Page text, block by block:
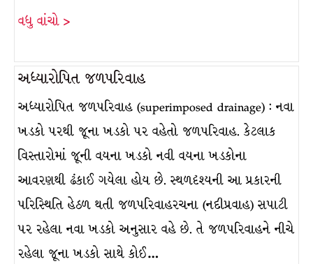
વધુ વાંચો >
અધ્યારોપિત જળપરિવાહ
અધ્યારોપિત જળપરિવાહ (superimposed drainage) : નવા
ખડકો પરથી જૂના ખડકો પર વહેતો જળપરિવાહ. કેટલાક
વિસ્તારોમાં જૂની વયના ખડકો નવી વયના ખડકોના
આવરણથી ઢંકાઈ ગયેલા હોય છે. સ્થળદૃશ્યની આ પ્રકારની
પરિસ્થિતિ હેઠળ થતી જળપરિવાહરચના (નદીપ્રવાહ) સપાટી
પર રહેલા નવા ખડકો અનુસાર વહે છે. તે જળપરિવાહને નીચે
રહેલા જૂના ખડકો સાથે કોઈ…